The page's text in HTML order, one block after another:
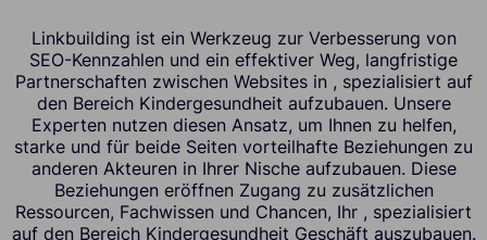
Linkbuilding ist ein Werkzeug zur Verbesserung von
SEO-Kennzahlen und ein effektiver Weg, langfristige
Partnerschaften zwischen Websites in , spezialisiert auf
den Bereich Kindergesundheit aufzubauen. Unsere
Experten nutzen diesen Ansatz, um Ihnen zu helfen,
starke und für beide Seiten vorteilhafte Beziehungen zu
anderen Akteuren in Ihrer Nische aufzubauen. Diese
Beziehungen eröffnen Zugang zu zusätzlichen
Ressourcen, Fachwissen und Chancen, Ihr , spezialisiert
auf den Bereich Kindergesundheit Geschäft auszubauen.